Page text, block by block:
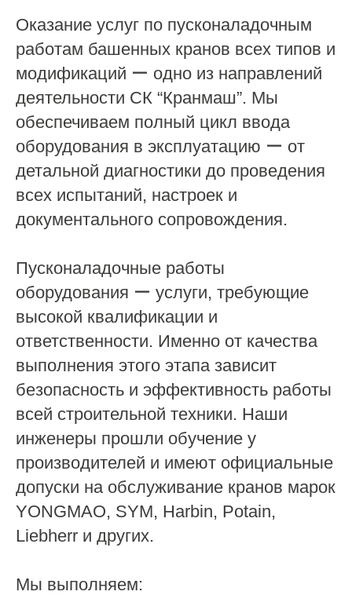
Оказание услуг по пусконаладочным
работам башенных кранов всех типов и
модификаций ー одно из направлений
деятельности СК “Кранмаш”. Мы
обеспечиваем полный цикл ввода
оборудования в эксплуатацию ー от
детальной диагностики до проведения
всех испытаний, настроек и
документального сопровождения.
Пусконаладочные работы
оборудования ー услуги, требующие
высокой квалификации и
ответственности. Именно от качества
выполнения этого этапа зависит
безопасность и эффективность работы
всей строительной техники. Наши
инженеры прошли обучение у
производителей и имеют официальные
допуски на обслуживание кранов марок
YONGMAO, SYM, Harbin, Potain,
Liebherr и других.
Мы выполняем: